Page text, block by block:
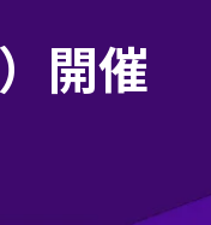
開催